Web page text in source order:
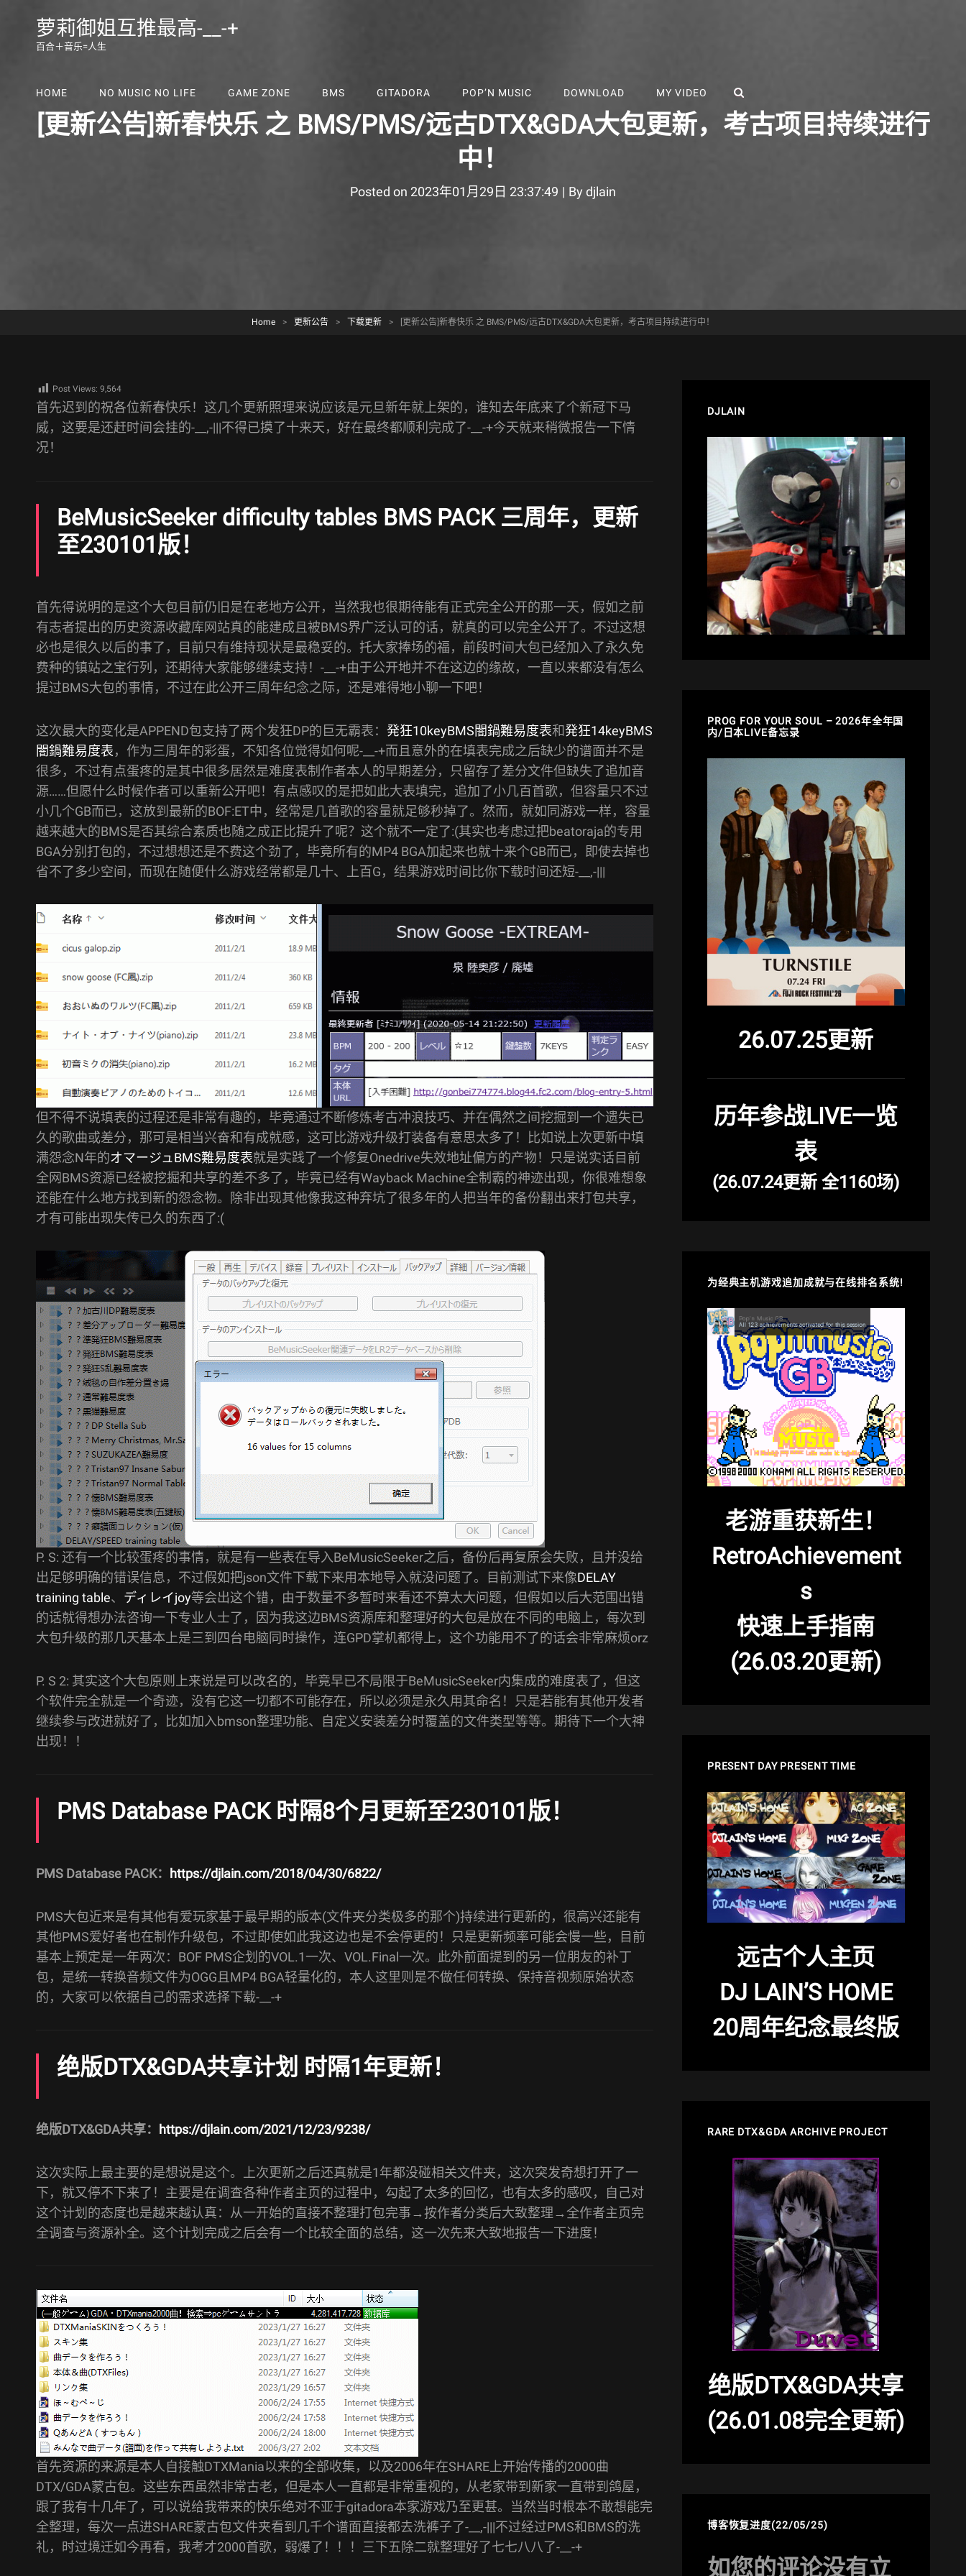
萝莉御姐互推最高-__-+
百合＋音乐=人生
HOME NO MUSIC NO LIFE GAME ZONE BMS GITADORA POP’N MUSIC DOWNLOAD MY VIDEO
[更新公告]新春快乐 之 BMS/PMS/远古DTX&GDA大包更新，考古项目持续进行
中！
Posted on 2023年01月29日 23:37:49 | By Byline
djlain
Home > 更新公告 > 下载更新 > [更新公告]新春快乐 之 BMS/PMS/远古DTX&GDA大包更新，考古项目持续进行中！
Post Views: 9,564
首先迟到的祝各位新春快乐！这几个更新照理来说应该是元旦新年就上架的，谁知去年底来了个新冠下马
威，这要是还赶时间会挂的-__,-|||不得已摸了十来天，好在最终都顺利完成了-__-+今天就来稍微报告一下情
况！
BeMusicSeeker difficulty tables BMS PACK三周年，更新
至230101版！
首先得说明的是这个大包目前仍旧是在老地方公开，当然我也很期待能有正式完全公开的那一天，假如之前
有志者提出的历史资源收藏库网站真的能建成且被BMS界广泛认可的话，就真的可以完全公开了。不过这想
必也是很久以后的事了，目前只有维持现状是最稳妥的。托大家捧场的福，前段时间大包已经加入了永久免
费种的镇站之宝行列，还期待大家能够继续支持！-__-+由于公开地并不在这边的缘故，一直以来都没有怎么
提过BMS大包的事情，不过在此公开三周年纪念之际，还是难得地小聊一下吧！
这次最大的变化是APPEND包支持了两个发狂DP的巨无霸表： 発狂10keyBMS闇鍋難易度表和発狂14keyBMS
闇鍋難易度表，作为三周年的彩蛋，不知各位觉得如何呢-__-+而且意外的在填表完成之后缺少的谱面并不是
很多，不过有点蛋疼的是其中很多居然是难度表制作者本人的早期差分，只留存了差分文件但缺失了追加音
源……但愿什么时候作者可以重新公开吧！有点感叹的是把如此大表填完，追加了小几百首歌，但容量只不过
小几个GB而已，这放到最新的BOF:ET中，经常是几首歌的容量就足够秒掉了。然而，就如同游戏一样，容量
越来越大的BMS是否其综合素质也随之成正比提升了呢？这个就不一定了:(其实也考虑过把beatoraja的专用
BGA分别打包的，不过想想还是不费这个劲了，毕竟所有的MP4 BGA加起来也就十来个GB而已，即使去掉也
省不了多少空间，而现在随便什么游戏经常都是几十、上百G，结果游戏时间比你下载时间还短-__,-|||
但不得不说填表的过程还是非常有趣的，毕竟通过不断修炼考古冲浪技巧、并在偶然之间挖掘到一个遗失已
久的歌曲或差分，那可是相当兴奋和有成就感，这可比游戏升级打装备有意思太多了！比如说上次更新中填
满怨念N年的オマージュBMS難易度表就是实践了一个修复Onedrive失效地址偏方的产物！只是说实话目前
全网BMS资源已经被挖掘和共享的差不多了，毕竟已经有Wayback Machine全制霸的神迹出现，你很难想象
还能在什么地方找到新的怨念物。除非出现其他像我这种弃坑了很多年的人把当年的备份翻出来打包共享，
才有可能出现失传已久的东西了:(
P. S: 还有一个比较蛋疼的事情，就是有一些表在导入BeMusicSeeker之后，备份后再复原会失败，且并没给
出足够明确的错误信息，不过假如把json文件下载下来用本地导入就没问题了。目前测试下来像DELAY
training table、 ディレイjoy等会出这个错，由于数量不多暂时来看还不算太大问题，但假如以后大范围出错
的话就得想办法咨询一下专业人士了，因为我这边BMS资源库和整理好的大包是放在不同的电脑上，每次到
大包升级的那几天基本上是三到四台电脑同时操作，连GPD掌机都得上，这个功能用不了的话会非常麻烦orz
P. S 2: 其实这个大包原则上来说是可以改名的，毕竟早已不局限于BeMusicSeeker内集成的难度表了，但这
个软件完全就是一个奇迹，没有它这一切都不可能存在，所以必须是永久用其命名！只是若能有其他开发者
继续参与改进就好了，比如加入bmson整理功能、自定义安装差分时覆盖的文件类型等等。期待下一个大神
出现！！
PMS Database PACK 时隔8个月更新至230101版！
PMS Database PACK： https://djlain.com/2018/04/30/6822/
PMS大包近来是有其他有爱玩家基于最早期的版本(文件夹分类极多的那个)持续进行更新的，很高兴还能有
其他PMS爱好者也在制作升级包，不过即使如此我这边也是不会停更的！只是更新频率可能会慢一些，目前
基本上预定是一年两次：BOF PMS企划的VOL.1一次、VOL.Final一次。此外前面提到的另一位朋友的补丁
包，是统一转换音频文件为OGG且MP4 BGA轻量化的，本人这里则是不做任何转换、保持音视频原始状态
的，大家可以依据自己的需求选择下载-__-+
绝版DTX&GDA共享计划 时隔1年更新！
绝版DTX&GDA共享： https://djlain.com/2021/12/23/9238/
这次实际上最主要的是想说是这个。上次更新之后还真就是1年都没碰相关文件夹，这次突发奇想打开了一
下，就又停不下来了！主要是在调查各种作者主页的过程中，勾起了太多的回忆，也有太多的感叹，自己对
这个计划的态度也是越来越认真：从一开始的直接不整理打包完事→按作者分类后大致整理→全作者主页完
全调查与资源补全。这个计划完成之后会有一个比较全面的总结，这一次先来大致地报告一下进度！
首先资源的来源是本人自接触DTXMania以来的全部收集，以及2006年在SHARE上开始传播的2000曲
DTX/GDA蒙古包。这些东西虽然非常古老，但是本人一直都是非常重视的，从老家带到新家一直带到鸽屋，
跟了我有十几年了，可以说给我带来的快乐绝对不亚于gitadora本家游戏乃至更甚。当然当时根本不敢想能完
全整理，每次一点进SHARE蒙古包文件夹看到几千个谱面直接都去洗裤子了-__,-|||不过经过PMS和BMS的洗
礼，时过境迁如今再看，我考才2000首歌，弱爆了！！！三下五除二就整理好了七七八八了-__-+
DJLAIN
PROG FOR YOUR SOUL – 2026年全年国
内/日本LIVE备忘录
26.07.25更新
历年参战LIVE一览
表
(26.07.24更新 全1160场)
为经典主机游戏追加成就与在线排名系统!
老游重获新生！
RetroAchievement
s
快速上手指南
(26.03.20更新)
PRESENT DAY PRESENT TIME
远古个人主页
DJ LAIN’S HOME
20周年纪念最终版
RARE DTX&GDA ARCHIVE PROJECT
绝版DTX&GDA共享
(26.01.08完全更新)
博客恢复进度(22/05/25)
如您的评论没有立